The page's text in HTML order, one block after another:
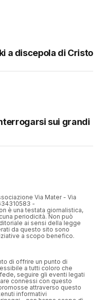
a discepola di Cristo
sui grandi
Via Mater - Via
-
è una testata giornalistica,
periodicità. Non può
ai sensi della legge
da questo sito sono
a scopo benefico.
di offrire un punto di
a tutti coloro che
seguire gli eventi legati
connessi con questo
attraverso questo
informativi